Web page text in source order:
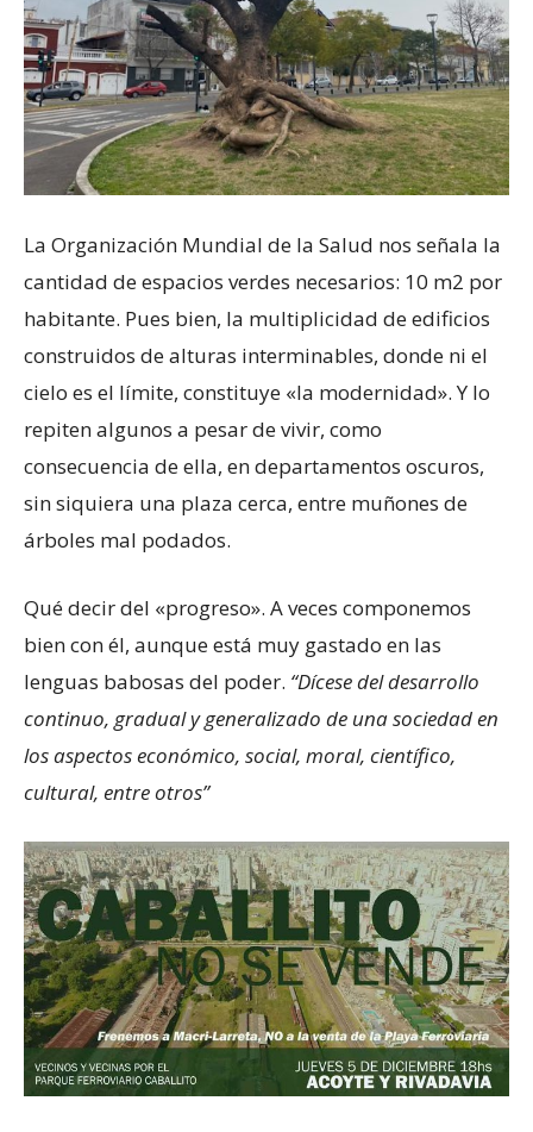
La Organización Mundial de la Salud nos señala la
cantidad de espacios verdes necesarios: 10 m2 por
habitante. Pues bien, la multiplicidad de edificios
construidos de alturas interminables, donde ni el
cielo es el límite, constituye «la modernidad». Y lo
repiten algunos a pesar de vivir, como
consecuencia de ella, en departamentos oscuros,
sin siquiera una plaza cerca, entre muñones de
árboles mal podados.
Qué decir del «progreso». A veces componemos
bien con él, aunque está muy gastado en las
lenguas babosas del poder. “Dícese del desarrollo
continuo, gradual y generalizado de una sociedad en
los aspectos económico, social, moral, científico,
cultural, entre otros”